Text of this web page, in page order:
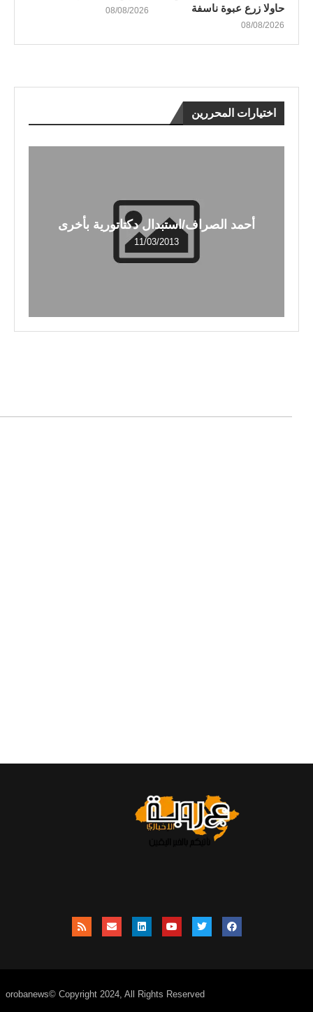
حاولا زرع عبوة ناسفة
08/08/2026
08/08/2026
اختيارات المحررين
أحمد الصراف/استبدال دكتاتورية بأخرى
11/03/2013
orobanews© Copyright 2024, All Rights Reserved